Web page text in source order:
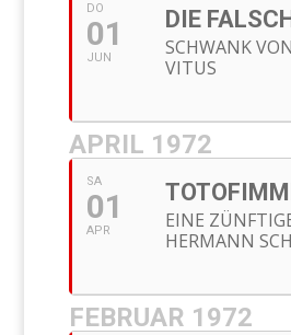
DO
01
JUN
DIE
SCHWANK
VITUS
APRIL 1972
SA
01
APR
EINE
HERMANN
FEBRUAR 1972